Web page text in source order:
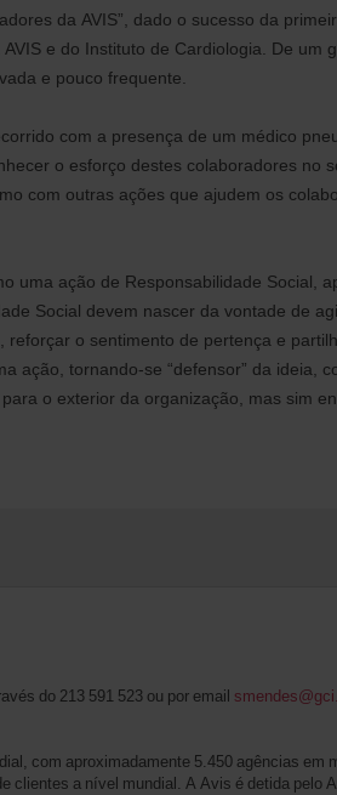
da AVIS”, dado o sucesso da
e do Instituto de Cardiologia. De
e pouco frequente.
com a presença de um médico
o esforço destes colaboradores no
com outras ações que ajudem os
uma ação de Responsabilidade Social,
Social devem nascer da vontade de
o sentimento de pertença e
tornando-se “defensor” da ideia,
o exterior da organização, mas sim
do 213 591 523 ou por email
com aproximadamente 5.450 agências
a nível mundial. A Avis é detida